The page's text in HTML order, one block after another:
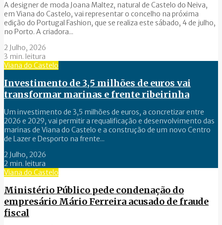
A designer de moda Joana Maltez, natural de Castelo do Neiva,
em Viana do Castelo, vai representar o concelho na próxima
edição do Portugal Fashion, que se realiza este sábado, 4 de julho,
no Porto. A criadora...
2 Julho, 2026
3 min. leitura
Viana do Castelo
Investimento de 3,5 milhões de euros vai
transformar marinas e frente ribeirinha
Um investimento de 3,5 milhões de euros, a concretizar entre
2026 e 2029, vai permitir a requalificação e desenvolvimento das
marinas de Viana do Castelo e a construção de um novo Centro
de Lazer e Desporto na frente...
2 Julho, 2026
2 min. leitura
Viana do Castelo
Ministério Público pede condenação do
empresário Mário Ferreira acusado de fraude
fiscal